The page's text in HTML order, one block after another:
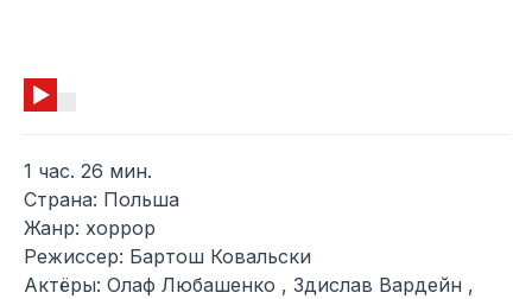
1 час. 26 мин.
Страна: Польша
Жанр: хоррор
Режиссер: Бартош Ковальски
Актёры: Олаф Любашенко , Здислав Вардейн ,